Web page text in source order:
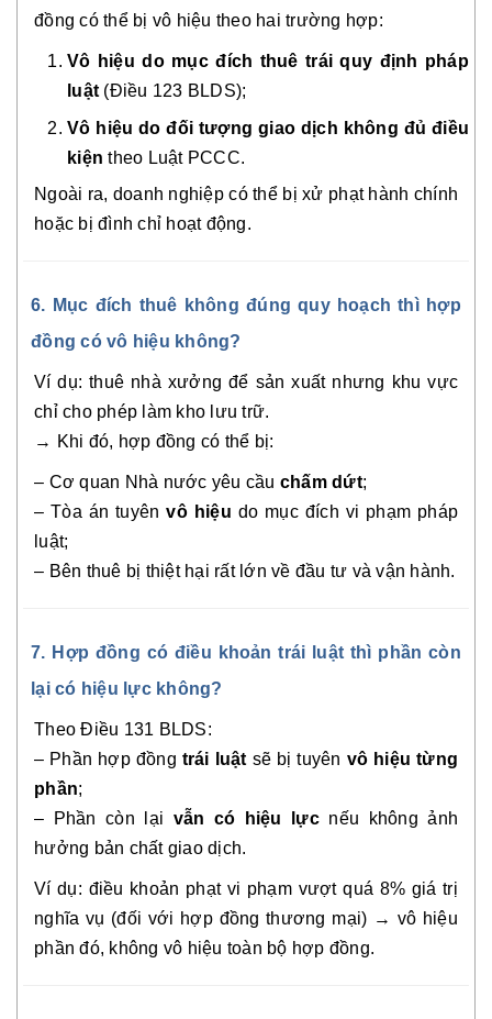
đồng có thể bị vô hiệu theo hai trường hợp:
Vô hiệu do mục đích thuê trái quy định pháp
luật (Điều 123 BLDS);
Vô hiệu do đối tượng giao dịch không đủ điều
kiện theo Luật PCCC.
Ngoài ra, doanh nghiệp có thể bị xử phạt hành chính
hoặc bị đình chỉ hoạt động.
6. Mục đích thuê không đúng quy hoạch thì hợp
đồng có vô hiệu không?
Ví dụ: thuê nhà xưởng để sản xuất nhưng khu vực
chỉ cho phép làm kho lưu trữ.
→ Khi đó, hợp đồng có thể bị:
– Cơ quan Nhà nước yêu cầu chấm dứt;
– Tòa án tuyênvô hiệu do mục đích vi phạm pháp
luật;
– Bên thuê bị thiệt hại rất lớn về đầu tư và vận hành.
7. Hợp đồng có điều khoản trái luật thì phần còn
lại có hiệu lực không?
Theo Điều 131 BLDS:
– Phần hợp đồng trái luật sẽ bị tuyên vô hiệu từng
phần;
– Phần còn lại vẫn có hiệu lựcnếu không ảnh
hưởng bản chất giao dịch.
Ví dụ: điều khoản phạt vi phạm vượt quá 8% giá trị
nghĩa vụ (đối với hợp đồng thương mại) → vô hiệu
phần đó, không vô hiệu toàn bộ hợp đồng.